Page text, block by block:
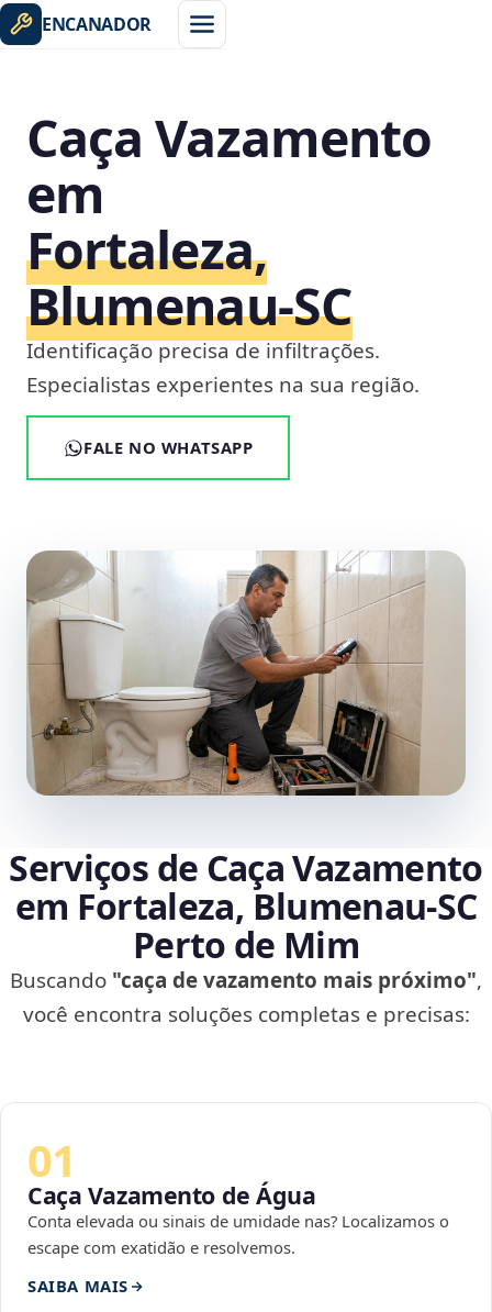
ENCANADOR
Caça Vazamento
em
Fortaleza,
Blumenau‑SC
Identificação precisa de infiltrações.
Especialistas experientes na sua região.
FALE NO WHATSAPP
Serviços de Caça Vazamento
em Fortaleza, Blumenau‑SC
Perto de Mim
Buscando "caça de vazamento mais próximo",
você encontra soluções completas e precisas:
01
Caça Vazamento de Água
Conta elevada ou sinais de umidade nas? Localizamos o
escape com exatidão e resolvemos.
SAIBA MAIS